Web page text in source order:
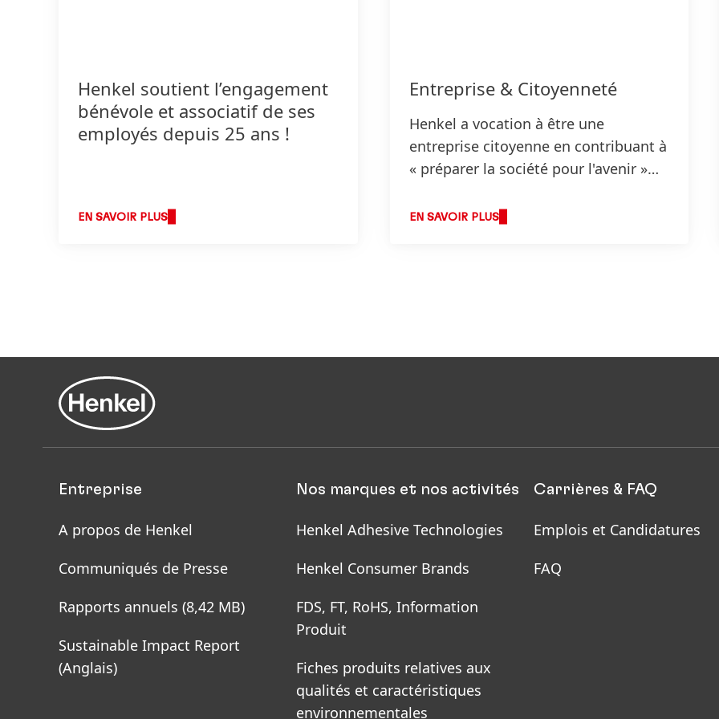
Henkel soutient l’engagement
bénévole et associatif de ses
employés depuis 25 ans !
EN SAVOIR PLUS
Entreprise & Citoyenneté
Henkel a vocation à être une
entreprise citoyenne en contribuant à
« préparer la société pour l'avenir »
capacité à innover, tout en
EN SAVOIR PLUS
Entreprise
A propos de Henkel
Communiqués de Presse
Rapports annuels (8,42 MB)
Sustainable Impact Report
(Anglais)
Nos marques et nos activités
Henkel Adhesive Technologies
Henkel Consumer Brands
FDS, FT, RoHS, Information
Produit
Fiches produits relatives aux
qualités et caractéristiques
environnementales
Carrières & FAQ
Emplois et Candidatures
FAQ